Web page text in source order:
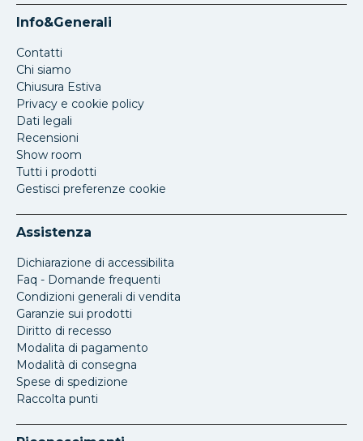
Info&Generali
Contatti
Chi siamo
Chiusura Estiva
Privacy e cookie policy
Dati legali
Recensioni
Show room
Tutti i prodotti
Gestisci preferenze cookie
Assistenza
Dichiarazione di accessibilita
Faq - Domande frequenti
Condizioni generali di vendita
Garanzie sui prodotti
Diritto di recesso
Modalita di pagamento
Modalità di consegna
Spese di spedizione
Raccolta punti